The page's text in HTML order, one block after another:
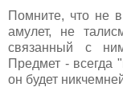
Помните, что не
амулет, не
связанный с
Предмет - всегда
он будет